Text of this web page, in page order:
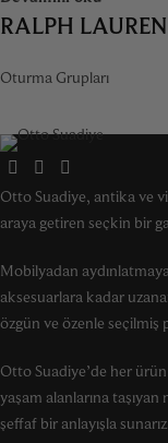
RALPH
Oturma Grupları
Otto Suadiye, antika ve
araya getiren seçkin bir
Mobilyadan
aksesuarlara kadar
özgün ve özenle seçilmiş
Otto Suadiye’de her
yaşam alanlarına
şeffaf bir anlayışla